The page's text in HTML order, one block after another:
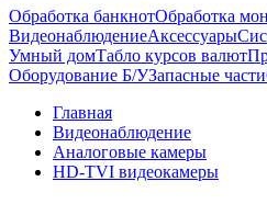
Обработка банкнотОбработка
ВидеонаблюдениеАксессуары
Умный домТабло курсов валют
Оборудование Б/УЗапасные части
Главная
Видеонаблюдение
Аналоговые камеры
HD-TVI видеокамеры